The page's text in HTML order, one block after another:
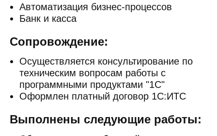
Автоматизация бизнес-процессов
Банк и касса
Сопровождение:
Осуществляется консультирование по
техническим вопросам работы с
программными продуктами "1С"
Оформлен платный договор 1С:ИТС
Выполнены следующие работы: